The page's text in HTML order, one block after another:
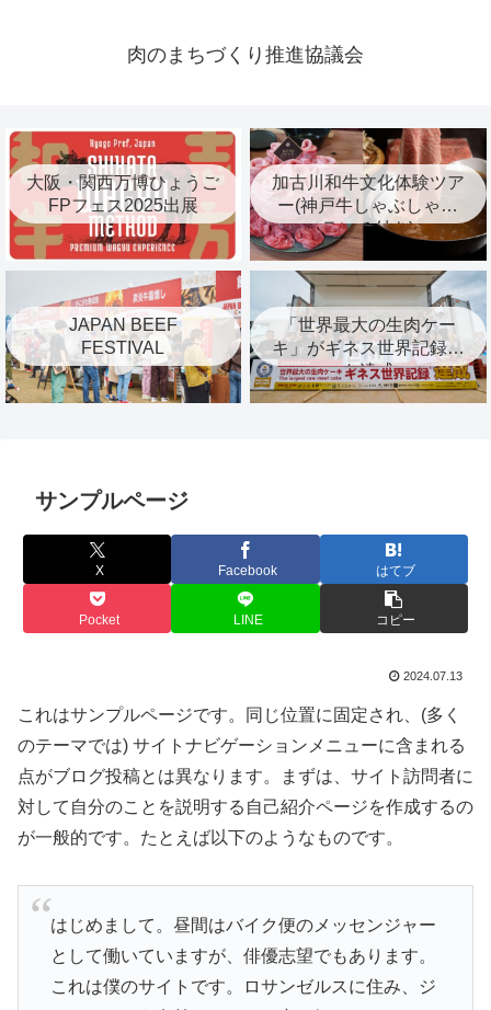
肉のまちづくり推進協議会
大阪・関西万博ひょうご
FPフェス2025出展
加古川和牛文化体験ツア
ー(神戸牛しゃぶしゃぶ
ランチ付き)
JAPAN BEEF
FESTIVAL
「世界最大の生肉ケー
キ」がギネス世界記録™︎
を達成
サンプルページ
X Facebook はてブ
Pocket LINE コピー
2024.07.13
これはサンプルページです。同じ位置に固定され、(多く
のテーマでは) サイトナビゲーションメニューに含まれる
点がブログ投稿とは異なります。まずは、サイト訪問者に
対して自分のことを説明する自己紹介ページを作成するの
が一般的です。たとえば以下のようなものです。
はじめまして。昼間はバイク便のメッセンジャー
として働いていますが、俳優志望でもあります。
これは僕のサイトです。ロサンゼルスに住み、ジ